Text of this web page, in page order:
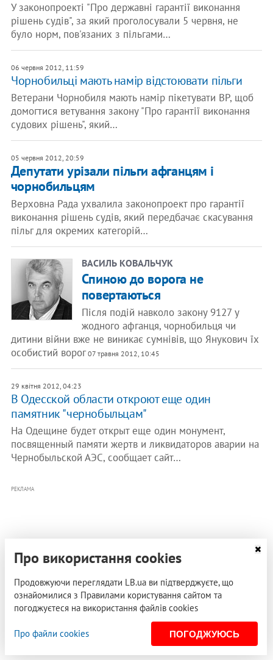
У законопроекті "Про державні гарантії виконання
рішень судів", за який проголосували 5 червня, не
було норм, пов'язаних з пільгами…
06 червня 2012, 11:59
Чорнобильці мають намір відстоювати пільги
Ветерани Чорнобиля мають намір пікетувати ВР, щоб
домогтися ветування закону "Про гарантії виконання
судових рішень", який…
05 червня 2012, 20:59
Депутати урізали пільги афганцям і
чорнобильцям
Верховна Рада ухвалила законопроект про гарантії
виконання рішень судів, який передбачає скасування
пільг для окремих категорій…
ВАСИЛЬ КОВАЛЬЧУК
Спиною до ворога не
повертаються
Після подій навколо закону 9127 у
жодного афганця, чорнобильця чи
дитини війни вже не виникає сумнівів, що Янукович їх
особистий ворог07 травня 2012, 10:45
29 квітня 2012, 04:23
В Одесской области откроют еще один
памятник "чернобыльцам"
На Одещине будет открыт еще один монумент,
посвященный памяти жертв и ликвидаторов аварии на
Чернобыльской АЭС, сообщает сайт…
РЕКЛАМА
Про використання cookies
Продовжуючи переглядати LB.ua ви підтверджуєте, що
ознайомилися з Правилами користування сайтом та
погоджуєтеся на використання файлів cookies
Про файли cookies ПОГОДЖУЮСЬ